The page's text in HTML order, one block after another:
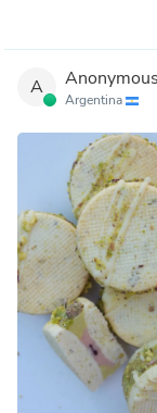
A Anonymous
Argentina